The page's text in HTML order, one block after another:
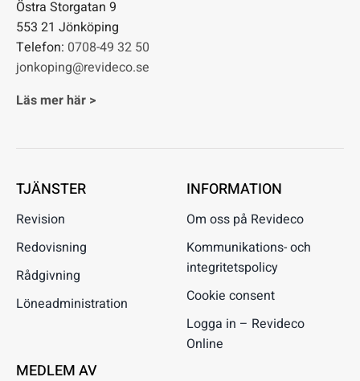
Östra Storgatan 9
553 21 Jönköping
Telefon: 0708-49 32 50
jonkoping@revideco.se
Läs mer här >
TJÄNSTER
Revision
Redovisning
Rådgivning
Löneadministration
INFORMATION
Om oss på Revideco
Kommunikations- och
integritetspolicy
Cookie consent
Logga in – Revideco
Online
MEDLEM AV